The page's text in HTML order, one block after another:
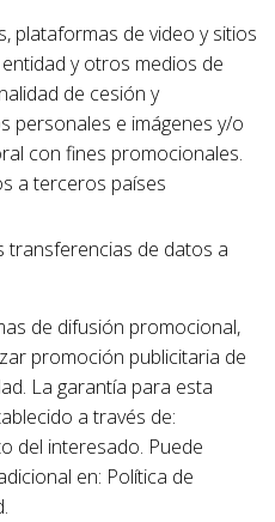
plataformas de video y sitios
y otros medios de
de cesión y
personales e imágenes y/o
con fines promocionales.
a terceros países
transferencias de datos a
de difusión promocional,
promoción publicitaria de
La garantía para esta
a través de:
del interesado. Puede
en: Política de